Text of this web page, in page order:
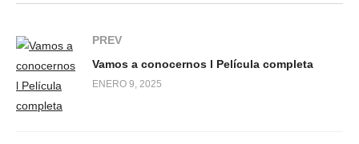
PREV
Vamos a conocernos l Película completa
ENERO 9, 2025